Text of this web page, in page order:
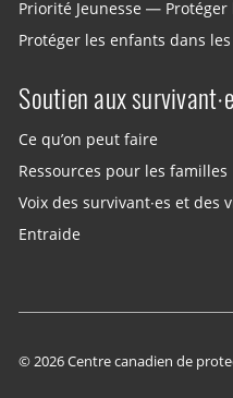
Priorité Jeunesse —
Protéger les enfants dans
Soutien aux
Ce qu’on peut faire
Ressources pour les familles
Voix des survivant·es et des
Entraide
© 2026 Centre canadien de